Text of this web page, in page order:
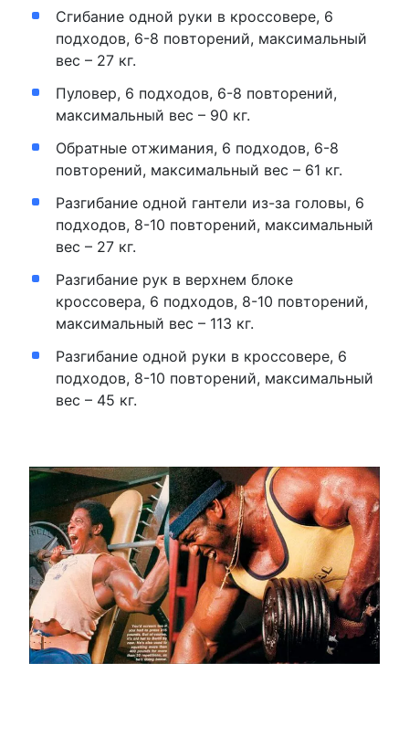
Сгибание одной руки в кроссовере, 6
подходов, 6-8 повторений, максимальный
вес – 27 кг.
Пуловер, 6 подходов, 6-8 повторений,
максимальный вес – 90 кг.
Обратные отжимания, 6 подходов, 6-8
повторений, максимальный вес – 61 кг.
Разгибание одной гантели из-за головы, 6
подходов, 8-10 повторений, максимальный
вес – 27 кг.
Разгибание рук в верхнем блоке
кроссовера, 6 подходов, 8-10 повторений,
максимальный вес – 113 кг.
Разгибание одной руки в кроссовере, 6
подходов, 8-10 повторений, максимальный
вес – 45 кг.